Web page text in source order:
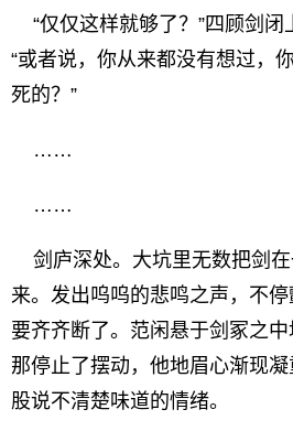
“仅仅这样就够了？”四顾剑闭
“或者说，你从来都没有想过，
死的？”
……
……
剑庐深处。大坑里无数把剑
来。发出呜呜的悲鸣之声，不
要齐齐断了。范闲悬于剑冢之
那停止了摆动，他地眉心渐现
股说不清楚味道的情绪。